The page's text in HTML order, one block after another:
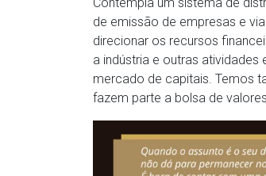
de emissão de empresas e
direcionar os recursos
a indústria e outras
mercado de capitais. Temos
fazem parte a bolsa de